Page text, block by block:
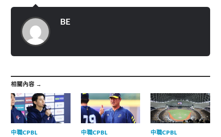
窗
開
啟
)
k
啟
m
啟
BE
相關內容 →
中職CPBL 中職CPBL 中職CPBL